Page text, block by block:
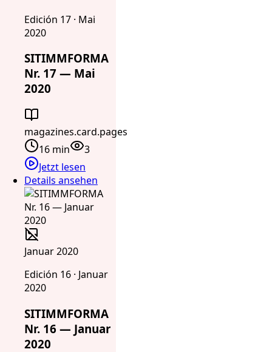
Edición 17 · Mai
2020
SITIMMFORMA
Nr. 17 — Mai
2020
magazines.card.pages
16 min
3
Jetzt lesen
Details ansehen
Januar 2020
Edición 16 · Januar
2020
SITIMMFORMA
Nr. 16 — Januar
2020